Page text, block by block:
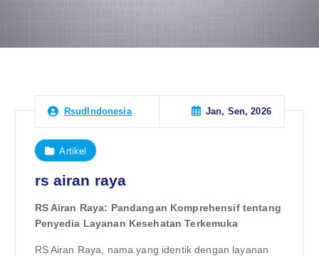
RsudIndonesia Jan, Sen, 2026
Artikel
rs airan raya
RS Airan Raya: Pandangan Komprehensif tentang
Penyedia Layanan Kesehatan Terkemuka
RS Airan Raya, nama yang identik dengan layanan